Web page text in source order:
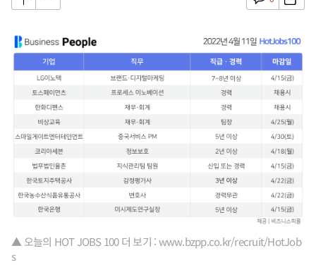
▲ 오늘의 HOT JOBS 100 더 보기 : www.bzpp.co.kr/recruit/HotJob
s